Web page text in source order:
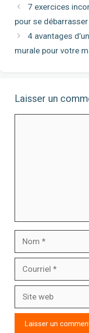
7 exercices
pour se
4 avantages
murale pour votre
Laisser un
web